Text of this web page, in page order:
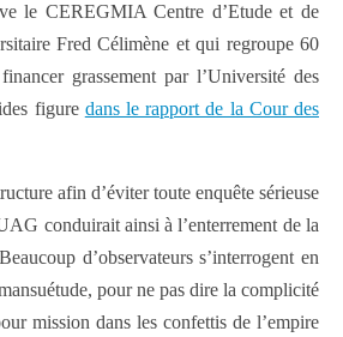
le CEREGMIA Centre d’Etude et de
Fred Célimène et qui regroupe 60
grassement par l’Université des
figure dans le rapport de la Cour des
afin d’éviter toute enquête sérieuse
conduirait ainsi à l’enterrement de la
d’observateurs s’interrogent en
pour ne pas dire la complicité
mission dans les confettis de l’empire